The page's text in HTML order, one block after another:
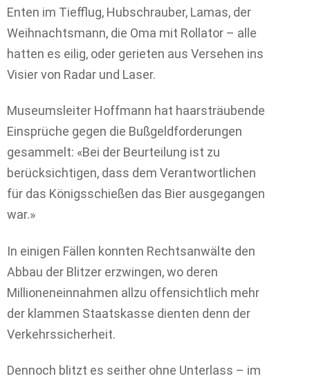
Enten im Tiefflug, Hubschrauber, Lamas, der
Weihnachtsmann, die Oma mit Rollator – alle
hatten es eilig, oder gerieten aus Versehen ins
Visier von Radar und Laser.
Museumsleiter Hoffmann hat haarsträubende
Einsprüche gegen die Bußgeldforderungen
gesammelt: «Bei der Beurteilung ist zu
berücksichtigen, dass dem Verantwortlichen
für das Königsschießen das Bier ausgegangen
war.»
In einigen Fällen konnten Rechtsanwälte den
Abbau der Blitzer erzwingen, wo deren
Millioneneinnahmen allzu offensichtlich mehr
der klammen Staatskasse dienten denn der
Verkehrssicherheit.
Dennoch blitzt es seither ohne Unterlass – im